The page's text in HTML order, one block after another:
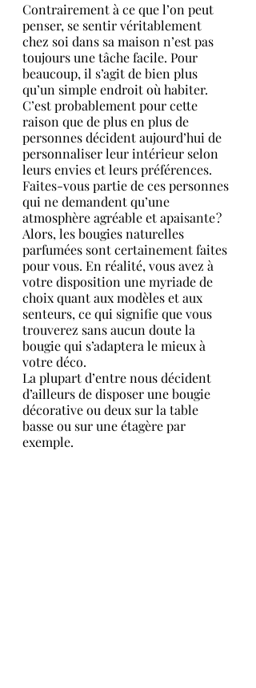
Contrairement à ce que l’on peut
penser, se sentir véritablement
chez soi dans sa maison n’est pas
toujours une tâche facile. Pour
beaucoup, il s’agit de bien plus
qu’un simple endroit où habiter.
C’est probablement pour cette
raison que de plus en plus de
personnes décident aujourd’hui de
personnaliser leur intérieur selon
leurs envies et leurs préférences.
Faites-vous partie de ces personnes
qui ne demandent qu’une
atmosphère agréable et apaisante ?
Alors, les bougies naturelles
parfumées sont certainement faites
pour vous. En réalité, vous avez à
votre disposition une myriade de
choix quant aux modèles et aux
senteurs, ce qui signifie que vous
trouverez sans aucun doute la
bougie qui s’adaptera le mieux à
votre déco.
La plupart d’entre nous décident
d’ailleurs de disposer une bougie
décorative ou deux sur la table
basse ou sur une étagère par
exemple.